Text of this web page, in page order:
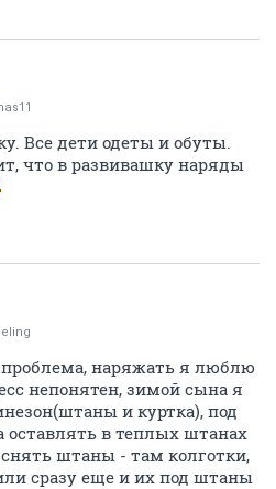
Все дети одеты и обуты.
что в развивашку наряды
наряжать я люблю
непонятен, зимой сына я
и куртка), под
оставлять в теплых штанах
штаны - там колготки,
сразу еще и их под штаны